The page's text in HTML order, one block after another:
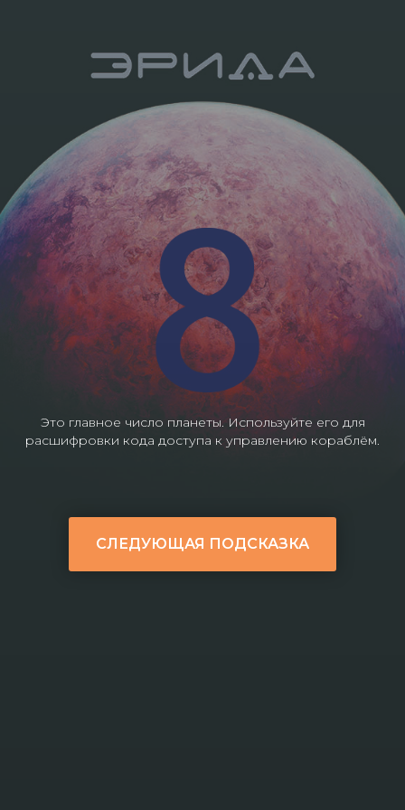
Это главное число планеты. Используйте его для
расшифровки кода доступа к управлению кораблём.
СЛЕДУЮЩАЯ ПОДСКАЗКА